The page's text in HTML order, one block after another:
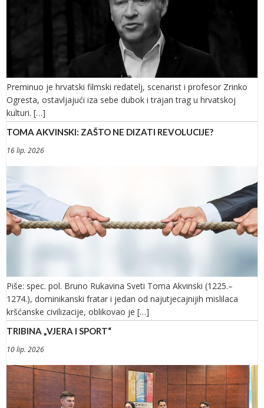
Preminuo je hrvatski filmski redatelj, scenarist i profesor Zrinko
Ogresta, ostavljajući iza sebe dubok i trajan trag u hrvatskoj
kulturi. […]
TOMA AKVINSKI: ZAŠTO NE DIZATI REVOLUCIJE?
16 lip. 2026
Piše: spec. pol. Bruno Rukavina Sveti Toma Akvinski (1225.–
1274.), dominikanski fratar i jedan od najutjecajnijih mislilaca
kršćanske civilizacije, oblikovao je […]
TRIBINA „VJERA I SPORT“
10 lip. 2026